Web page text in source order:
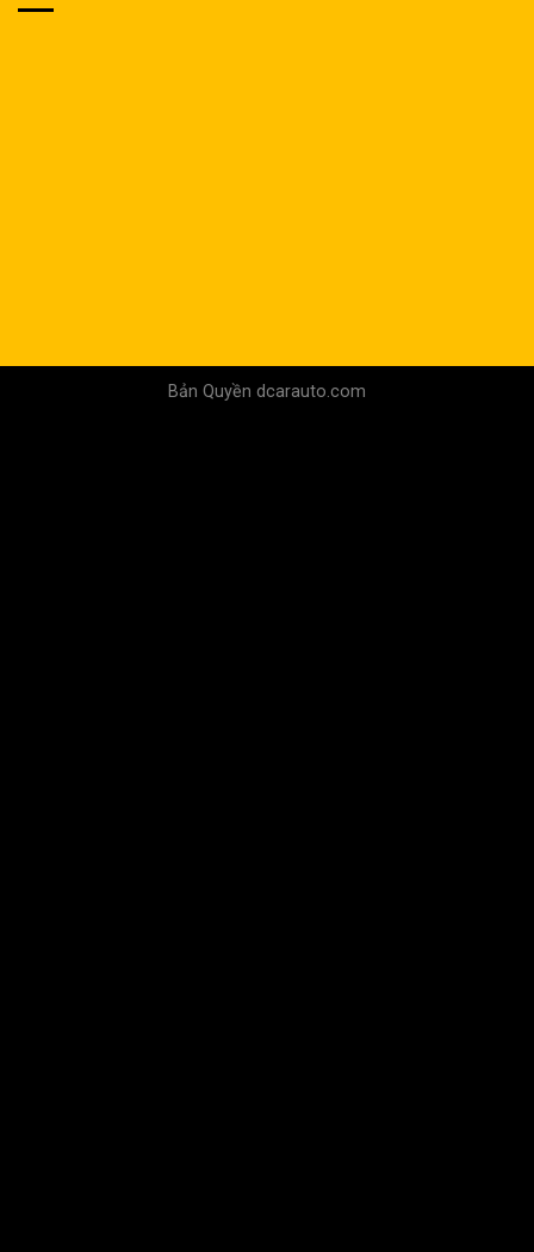
Bản Quyền dcarauto.com